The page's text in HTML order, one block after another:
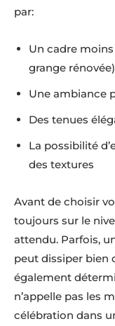
par:
Un cadre
grange rénovée)
Une ambiance
Des tenues
La possibilité
des textures
Avant de choisir
toujours sur le
attendu. Parfois,
peut dissiper bien
également
n’appelle pas les
célébration dans